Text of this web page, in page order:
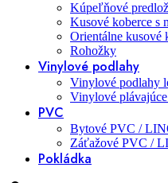
Kúpeľňové
Kusové koberce s
Orientálne kusové
Rohožky
Vinylové podlahy
Vinylové podlahy
Vinylové
PVC
Bytové PVC /
Záťažové PVC /
Pokládka